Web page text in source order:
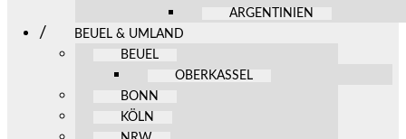
ARGENTINIEN
BEUEL & UMLAND
BEUEL
OBERKASSEL
BONN
KÖLN